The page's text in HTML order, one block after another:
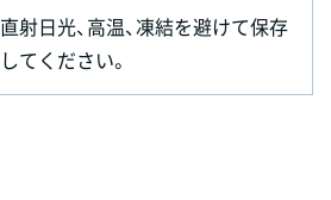
直射日光、高温、凍結を避けて保存
してください。